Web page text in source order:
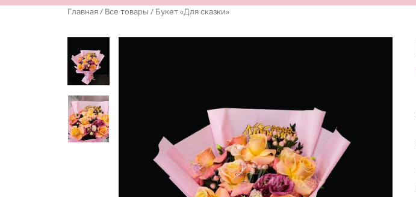
Главная/ Все товары / Букет «Для сказки»